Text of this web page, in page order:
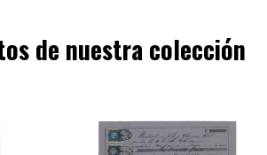
de nuestra colección